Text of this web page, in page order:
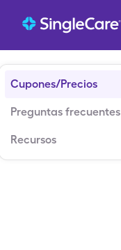
Cupones/Precios
Preguntas frecuentes
Recursos